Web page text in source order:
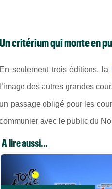
Un critérium qui monte en
En seulement trois éditions, la
l’image des autres grandes
un passage obligé pour les
communier avec le public du
A lire aussi...